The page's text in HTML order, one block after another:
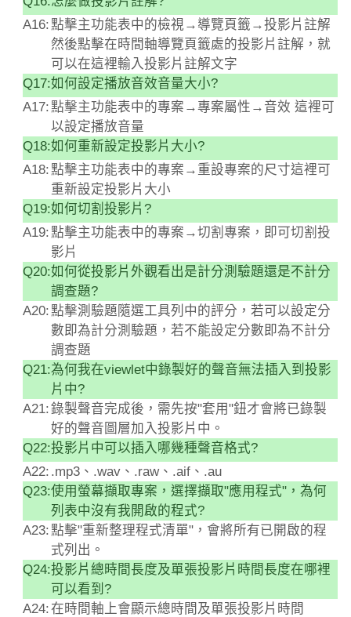
A16: 點擊主功能表中的檢視→導覽頁籤→投影片註解
然後點擊在時間軸導覽頁籤處的投影片註解，就
可以在這裡輸入投影片註解文字
Q17:如何設定播放音效音量大小?
A17: 點擊主功能表中的專案→專案屬性→音效 這裡可
以設定播放音量
Q18:如何重新設定投影片大小?
A18: 點擊主功能表中的專案→重設專案的尺寸這裡可
重新設定投影片大小
Q19:如何切割投影片?
A19: 點擊主功能表中的專案→切割專案，即可切割投
影片
Q20:如何從投影片外觀看出是計分測驗題還是不計分
調查題?
A20: 點擊測驗題隨選工具列中的評分，若可以設定分
數即為計分測驗題，若不能設定分數即為不計分
調查題
Q21:為何我在viewlet中錄製好的聲音無法插入到投影
片中?
A21:錄製聲音完成後，需先按"套用"鈕才會將已錄製
好的聲音圖層加入投影片中。
Q22:投影片中可以插入哪幾種聲音格式?
A22: .mp3、.wav、.raw、.aif、.au
Q23:使用螢幕擷取專案，選擇擷取"應用程式"，為何
列表中沒有我開啟的程式?
A23: 點擊"重新整理程式清單"，會將所有已開啟的程
式列出。
Q24:投影片總時間長度及單張投影片時間長度在哪裡
可以看到?
A24:在時間軸上會顯示總時間及單張投影片時間